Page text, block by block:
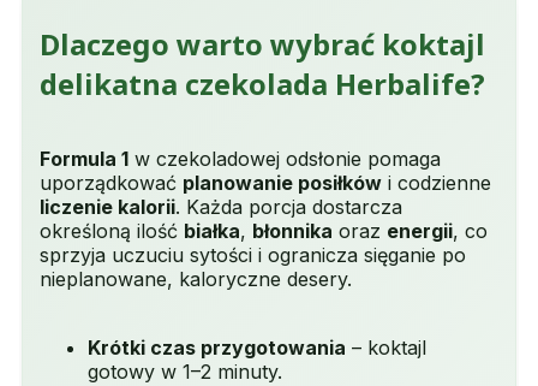
Dlaczego warto wybrać koktajl
delikatna czekolada Herbalife?
Formula 1 w czekoladowej odsłonie pomaga
uporządkować planowanie posiłków i codzienne
liczenie kalorii. Każda porcja dostarcza
określoną ilość białka, błonnika oraz energii, co
sprzyja uczuciu sytości i ogranicza sięganie po
nieplanowane, kaloryczne desery.
Krótki czas przygotowania – koktajl
gotowy w 1–2 minuty.